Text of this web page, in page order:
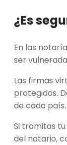
¿Es
En las
ser
Las firmas
protegidos.
de cada
Si tramitas
del notario,